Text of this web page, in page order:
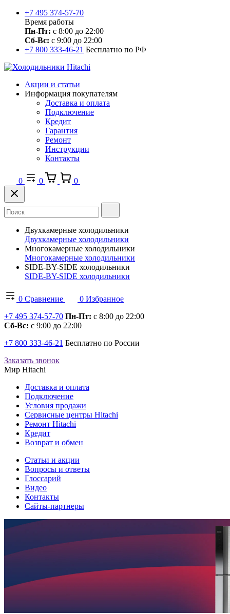
+7 495 374-57-70
Время работы
Пн-Пт: с 8:00 до 22:00
Сб-Вс: с 9:00 до 22:00
+7 800 333-46-21 Бесплатно по РФ
Акции и статьи
Информация покупателям
Доставка и оплата
Подключение
Кредит
Гарантия
Ремонт
Инструкции
Контакты
0 0 0
Двухкамерные холодильники
Двухкамерные холодильники
Многокамерные холодильники
Многокамерные холодильники
SIDE-BY-SIDE холодильники
SIDE-BY-SIDE холодильники
0 Сравнение 0 Избранное
+7 495 374-57-70 Пн-Пт: с 8:00 до 22:00
Сб-Вс: с 9:00 до 22:00
+7 800 333-46-21 Бесплатно по России
Заказать звонок
Мир Hitachi
Доставка и оплата
Подключение
Условия продажи
Сервисные центры Hitachi
Ремонт Hitachi
Кредит
Возврат и обмен
Cтатьи и акции
Вопросы и ответы
Глоссарий
Видео
Контакты
Сайты-партнеры